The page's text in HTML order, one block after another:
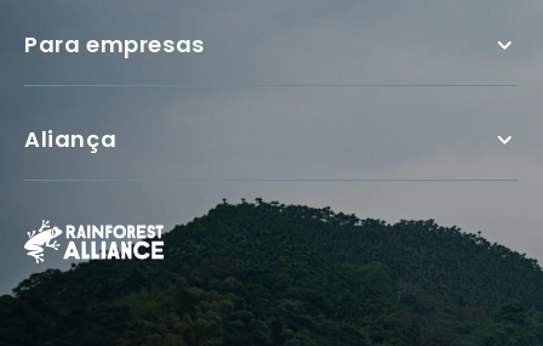
Para empresas
Aliança